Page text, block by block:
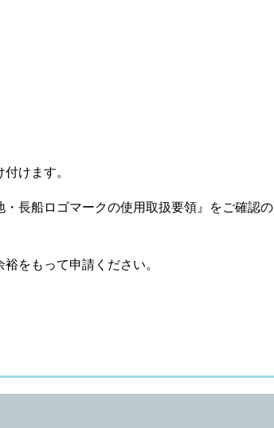
けます。
長船ロゴマークの使用取扱要領』をご確認の
をもって申請ください。